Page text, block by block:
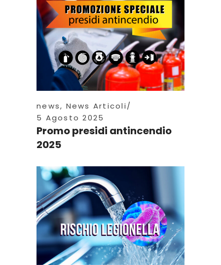
news, News Articoli
5 Agosto 2025
Promo presidi antincendio
2025